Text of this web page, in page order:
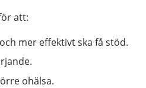
att:
mer effektivt ska få stöd.
ohälsa.